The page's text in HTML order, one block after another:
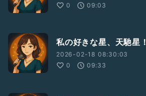
0
09:03
私の好きな星、天馳星！
2026-02-18 08:30:03
0
09:33